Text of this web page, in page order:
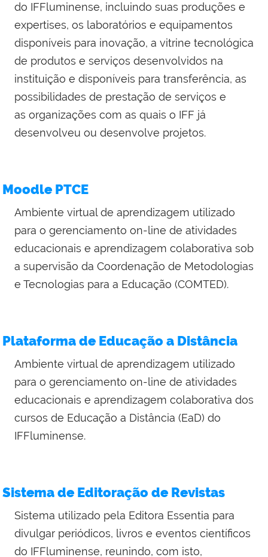
do IFFluminense, incluindo suas produções e
expertises, os laboratórios e equipamentos
disponíveis para inovação, a vitrine tecnológica
de produtos e serviços desenvolvidos na
instituição e disponíveis para transferência, as
possibilidades de prestação de serviços e
as organizações com as quais o IFF já
desenvolveu ou desenvolve projetos.
Moodle PTCE
Ambiente virtual de aprendizagem utilizado
para o gerenciamento on-line de atividades
educacionais e aprendizagem colaborativa sob
a supervisão da Coordenação de Metodologias
e Tecnologias para a Educação (COMTED).
Plataforma de Educação a Distância
Ambiente virtual de aprendizagem utilizado
para o gerenciamento on-line de atividades
educacionais e aprendizagem colaborativa dos
cursos de Educação a Distância (EaD) do
IFFluminense.
Sistema de Editoração de Revistas
Sistema utilizado pela Editora Essentia para
divulgar periódicos, livros e eventos científicos
do IFFluminense, reunindo, com isto,